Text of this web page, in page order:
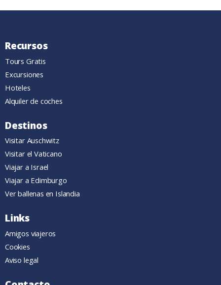
Recursos
Tours Gratis
Excursiones
Hoteles
Alquiler de coches
Destinos
Visitar Auschwitz
Visitar el Vaticano
Viajar a Israel
Viajar a Edimburgo
Ver ballenas en Islandia
Links
Amigos viajeros
Cookies
Aviso legal